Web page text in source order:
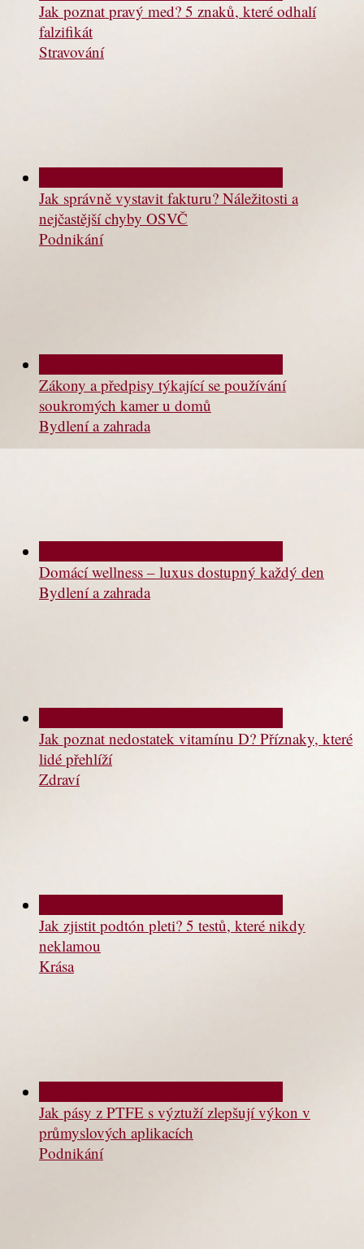
Jak poznat pravý med? 5 znaků, které odhalí
falzifikát
Stravování
Jak správně vystavit fakturu? Náležitosti a
nejčastější chyby OSVČ
Podnikání
Zákony a předpisy týkající se používání
soukromých kamer u domů
Bydlení a zahrada
Domácí wellness – luxus dostupný každý den
Bydlení a zahrada
Jak poznat nedostatek vitamínu D? Příznaky, které
lidé přehlíží
Zdraví
Jak zjistit podtón pleti? 5 testů, které nikdy
neklamou
Krása
Jak pásy z PTFE s výztuží zlepšují výkon v
průmyslových aplikacích
Podnikání